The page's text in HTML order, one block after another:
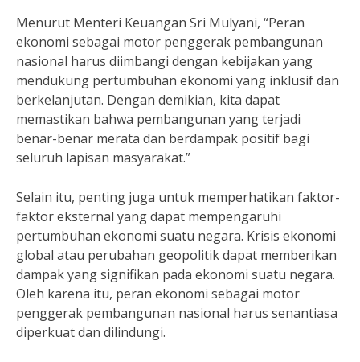
Menurut Menteri Keuangan Sri Mulyani, “Peran
ekonomi sebagai motor penggerak pembangunan
nasional harus diimbangi dengan kebijakan yang
mendukung pertumbuhan ekonomi yang inklusif dan
berkelanjutan. Dengan demikian, kita dapat
memastikan bahwa pembangunan yang terjadi
benar-benar merata dan berdampak positif bagi
seluruh lapisan masyarakat.”
Selain itu, penting juga untuk memperhatikan faktor-
faktor eksternal yang dapat mempengaruhi
pertumbuhan ekonomi suatu negara. Krisis ekonomi
global atau perubahan geopolitik dapat memberikan
dampak yang signifikan pada ekonomi suatu negara.
Oleh karena itu, peran ekonomi sebagai motor
penggerak pembangunan nasional harus senantiasa
diperkuat dan dilindungi.